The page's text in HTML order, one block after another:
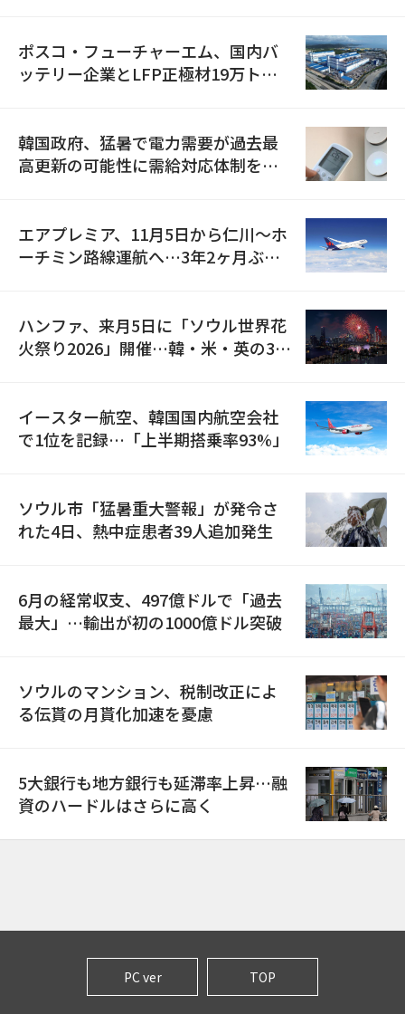
ポスコ・フューチャーエム、国内バ
ッテリー企業とLFP正極材19万トン
韓国政府、猛暑で電力需要が過去最
高更新の可能性に需給対応体制を点
エアプレミア、11月5日から仁川〜ホ
ーチミン路線運航へ…3年2ヶ月ぶり
ハンファ、来月5日に「ソウル世界花
火祭り2026」開催…韓・米・英の3カ
イースター航空、韓国国内航空会社
で1位を記録…「上半期搭乗率93%」
ソウル市「猛暑重大警報」が発令さ
れた4日、熱中症患者39人追加発生
6月の経常収支、497億ドルで「過去
最大」…輸出が初の1000億ドル突破
ソウルのマンション、税制改正によ
る伝貰の月貰化加速を憂慮
5大銀行も地方銀行も延滞率上昇…融
資のハードルはさらに高く
PC ver TOP